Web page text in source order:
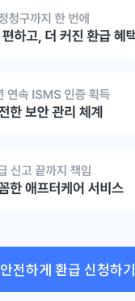
안전하게 환급 신청하기